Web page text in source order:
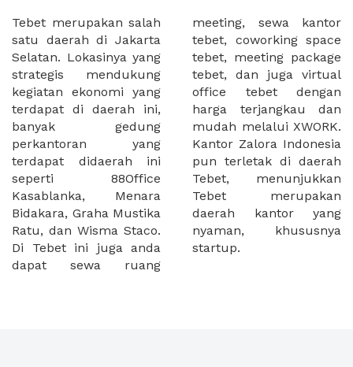
Tebet merupakan salah
satu daerah di Jakarta
Selatan. Lokasinya yang
strategis mendukung
kegiatan ekonomi yang
terdapat di daerah ini,
banyak gedung
perkantoran yang
terdapat didaerah ini
seperti 88Office
Kasablanka, Menara
Bidakara, Graha Mustika
Ratu, dan Wisma Staco.
Di Tebet ini juga anda
dapat sewa ruang
meeting, sewa kantor
tebet, coworking space
tebet, meeting package
tebet, dan juga virtual
office tebet dengan
harga terjangkau dan
mudah melalui XWORK.
Kantor Zalora Indonesia
pun terletak di daerah
Tebet, menunjukkan
Tebet merupakan
daerah kantor yang
nyaman, khususnya
startup.